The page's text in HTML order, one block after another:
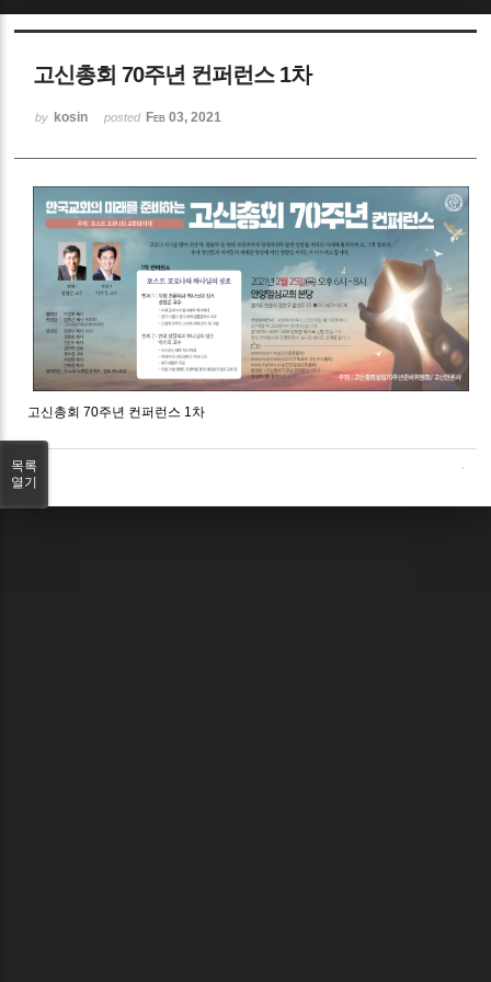
고신총회 70주년 컨퍼런스 1차
by kosin posted Feb 03, 2021
고신총회 70주년 컨퍼런스 1차
목록
열기
Sketchbook5, 스케치북5
Sketchbook5, 스케치북5